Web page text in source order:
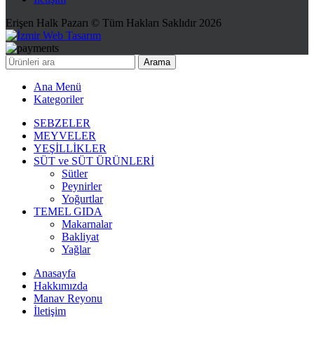
Erişen Halk Pazarı © Tüm Hakları Saklıdır 2026
Arama
Ana Menü
Kategoriler
SEBZELER
MEYVELER
YEŞİLLİKLER
SÜT ve SÜT ÜRÜNLERİ
Sütler
Peynirler
Yoğurtlar
TEMEL GIDA
Makarnalar
Bakliyat
Yağlar
Anasayfa
Hakkımızda
Manav Reyonu
İletişim